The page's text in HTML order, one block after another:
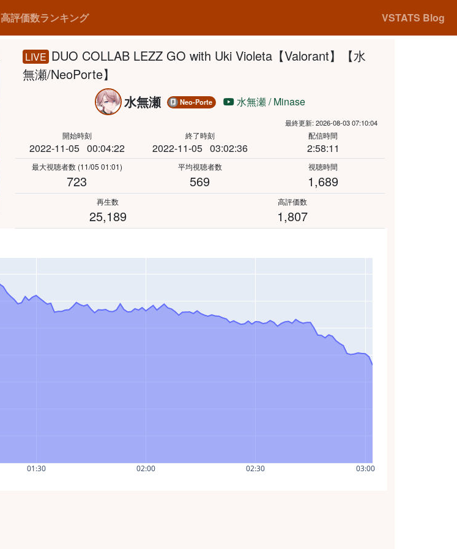
高評価数ランキング VSTATS Blog
LIVE DUO COLLAB LEZZ GO with Uki Violeta【Valorant】【水
無瀬/NeoPorte】
水無瀬
Neo-Porte 水無瀬 / Minase
最終更新: 2026-08-03 07:10:04
開始時刻
2022-11-05 00:04:22
終了時刻
2022-11-05 03:02:36
配信時間
2:58:11
最大視聴者数 (11/05 01:01)
723
平均視聴者数
569
視聴時間
1,689
再生数
25,189
高評価数
1,807
01:30 02:00 02:30 03:00